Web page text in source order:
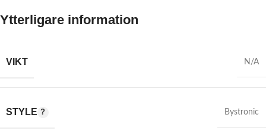
Ytterligare information
VIKT N/A
STYLE Bystronic